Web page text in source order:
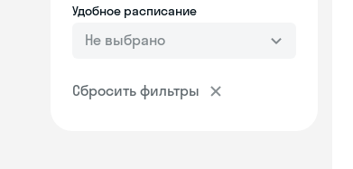
Удобное расписание
Не выбрано
Сбросить фильтры